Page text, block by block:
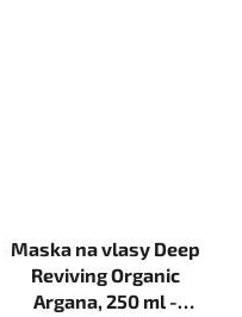
Maska na vlasy Deep
Reviving Organic
Argana, 250 ml -